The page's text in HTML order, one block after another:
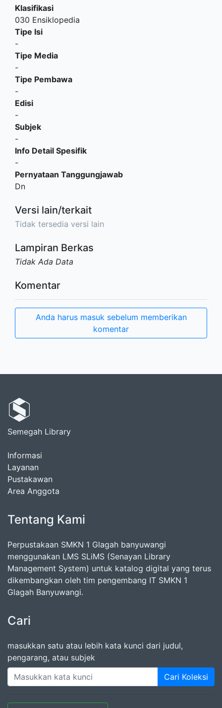
Klasifikasi
030 Ensiklopedia
Tipe Isi
-
Tipe Media
-
Tipe Pembawa
-
Edisi
-
Subjek
-
Info Detail Spesifik
-
Pernyataan Tanggungjawab
Dn
Versi lain/terkait
Tidak tersedia versi lain
Lampiran Berkas
Tidak Ada Data
Komentar
Anda harus masuk sebelum memberikan
komentar
Semegah Library
Informasi
Layanan
Pustakawan
Area Anggota
Tentang Kami
Perpustakaan SMKN 1 Glagah banyuwangi
menggunakan LMS SLiMS (Senayan Library
Management System) untuk katalog digital yang terus
dikembangkan oleh tim pengembang IT SMKN 1
Glagah Banyuwangi.
Cari
masukkan satu atau lebih kata kunci dari judul,
pengarang, atau subjek
Cari Koleksi